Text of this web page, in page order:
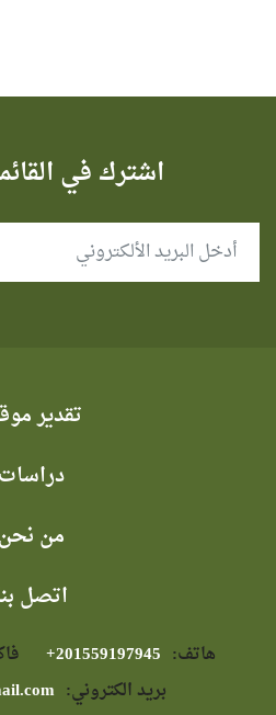
اشترك في
تقدير
دراسات
من نحن
اتصل
هاتف:
بريد الكتروني: info.afaip@gmail.com